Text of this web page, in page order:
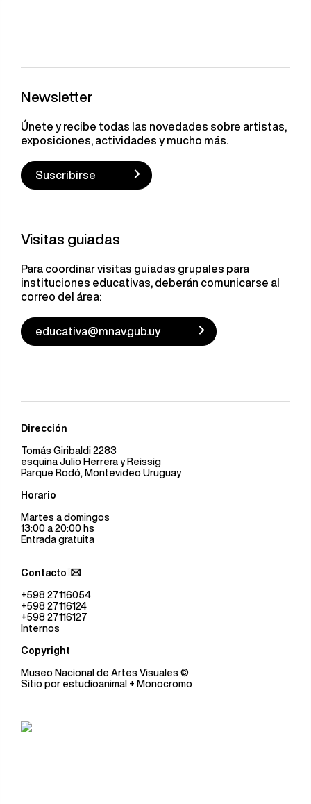
Newsletter
Únete y recibe todas las novedades sobre artistas,
exposiciones, actividades y mucho más.
Suscribirse
Visitas guiadas
Para coordinar visitas guiadas grupales para
instituciones educativas, deberán comunicarse al
correo del área:
educativa@mnav.gub.uy
Dirección
Tomás Giribaldi 2283
esquina Julio Herrera y Reissig
Parque Rodó, Montevideo Uruguay
Horario
Martes a domingos
13:00 a 20:00 hs
Entrada gratuita
Contacto
+598 27116054
+598 27116124
+598 27116127
Internos
Copyright
Museo Nacional de Artes Visuales ©
Sitio por estudioanimal + Monocromo